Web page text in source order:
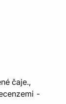
čaje.,
-